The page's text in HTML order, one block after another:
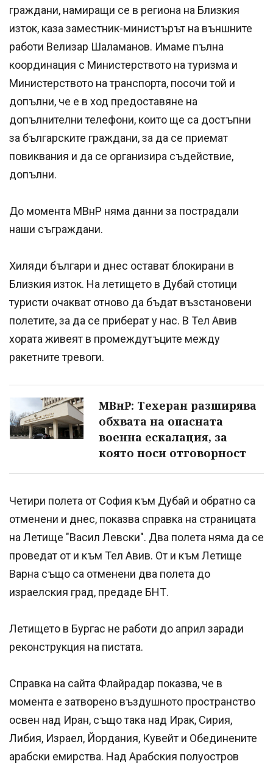
граждани, намиращи се в региона на Близкия
изток, каза заместник-министърът на външните
работи Велизар Шаламанов. Имаме пълна
координация с Министерството на туризма и
Министерството на транспорта, посочи той и
допълни, че е в ход предоставяне на
допълнителни телефони, които ще са достъпни
за българските граждани, за да се приемат
повиквания и да се организира съдействие,
допълни.
До момента МВнР няма данни за пострадали
наши съграждани.
Хиляди българи и днес остават блокирани в
Близкия изток. На летището в Дубай стотици
туристи очакват отново да бъдат възстановени
полетите, за да се приберат у нас. В Тел Авив
хората живеят в промеждутъците между
ракетните тревоги.
МВнР: Техеран разширява
обхвата на опасната
военна ескалация, за
която носи отговорност
Четири полета от София към Дубай и обратно са
отменени и днес, показва справка на страницата
на Летище "Васил Левски". Два полета няма да се
проведат от и към Тел Авив. От и към Летище
Варна също са отменени два полета до
израелския град, предаде БНТ.
Летището в Бургас не работи до април заради
реконструкция на пистата.
Справка на сайта Флайрадар показва, че в
момента е затворено въздушното пространство
освен над Иран, също така над Ирак, Сирия,
Либия, Израел, Йордания, Кувейт и Обединените
арабски емирства. Над Арабския полуостров